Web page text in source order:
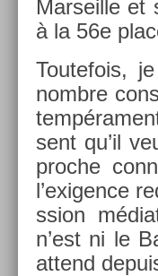
Mar­seil­le et
à la 56e
Toutefois,
nombre
sent qu’il
pro­che
l’exig­ence
ss­ion
n’est ni le
at­tend